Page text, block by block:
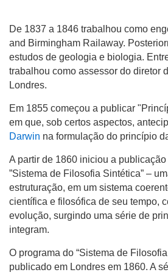
De 1837 a 1846 trabalhou como
and Birmingham Railaway.
estudos de geologia e biologia.
trabalhou como assessor do diretor
Londres.
Em 1855 começou a publicar
em que, sob certos aspectos,
Darwin na formulação do princípio
A partir de 1860 iniciou a
”Sistema de Filosofia Sintética” –
estruturação, em um sistema
científica e filosófica de seu tempo,
evolução, surgindo uma série de
integram.
O programa do “Sistema de
publicado em Londres em 1860. A